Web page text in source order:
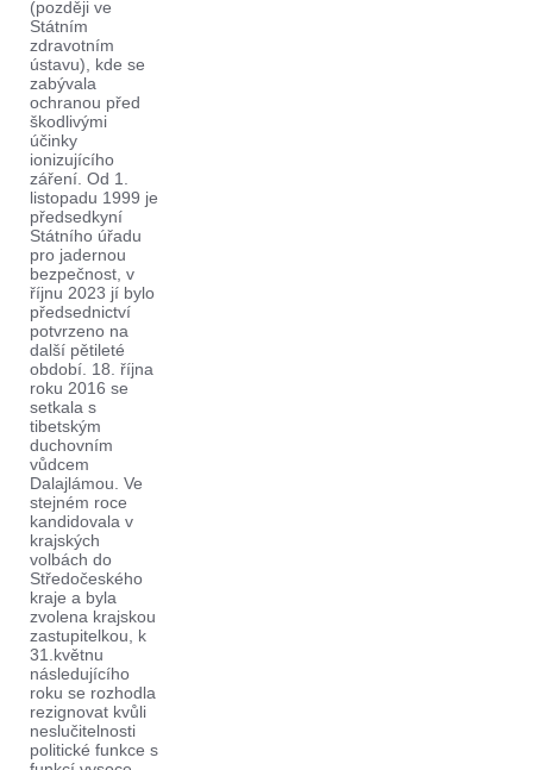
(později ve
Státním
zdravotním
ústavu), kde se
zabývala
ochranou před
škodlivými
účinky
ionizujícího
záření. Od 1.
listopadu 1999 je
předsedkyní
Státního úřadu
pro jadernou
bezpečnost, v
říjnu 2023 jí bylo
předsednictví
potvrzeno na
další pětileté
období. 18. října
roku 2016 se
setkala s
tibetským
duchovním
vůdcem
Dalajlámou. Ve
stejném roce
kandidovala v
krajských
volbách do
Středočeského
kraje a byla
zvolena krajskou
zastupitelkou, k
31.květnu
následujícího
roku se rozhodla
rezignovat kvůli
neslučitelnosti
politické funkce s